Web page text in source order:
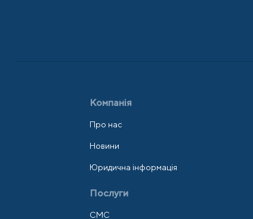
Компанія
Про нас
Новини
Юридична інформація
Послуги
СМС